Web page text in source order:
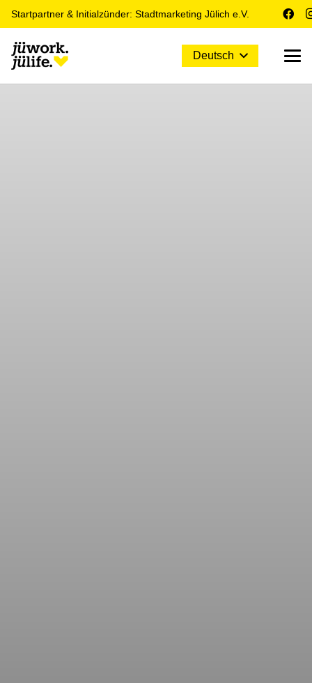
Startpartner & Initialzünder: Stadtmarketing Jülich e.V.
Deutsch